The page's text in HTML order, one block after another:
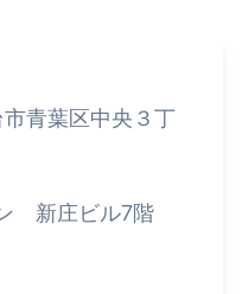
青葉区中央３丁
新庄ビル7階